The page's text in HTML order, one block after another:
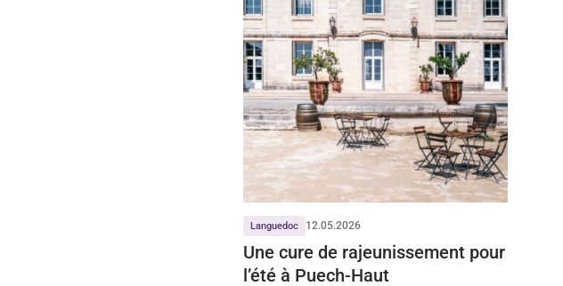
Languedoc 12.05.2026
Une cure de rajeunissement pour
l’été à Puech-Haut